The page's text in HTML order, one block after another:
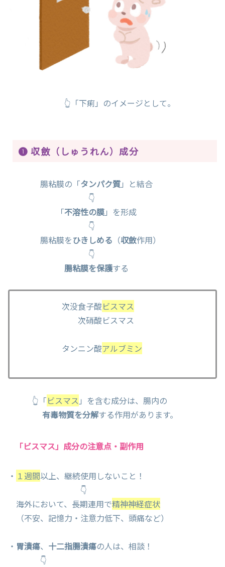
👆「下痢」のイメージとして。
❶ 収斂（しゅうれん）成分
腸粘膜の「タンパク質」と結合
👇
「不溶性の膜」を形成
👇
腸粘膜をひきしめる （収斂作用）
👇
腸粘膜を保護する
次没食子酸ビスマス
次硝酸ビスマス
タンニン酸アルブミン
👆「ビスマス 」を含む成分は、腸内の
有毒物質を分解する作用があります。
「ビスマス」成分の注意点・副作用
・ １週間以上、継続使用しないこと！
👇
海外において、長期連用で精神神経症状
（不安、記憶力・注意力低下、頭痛など）
・ 胃潰瘍、 十二指腸潰瘍の人は、相談！
👇